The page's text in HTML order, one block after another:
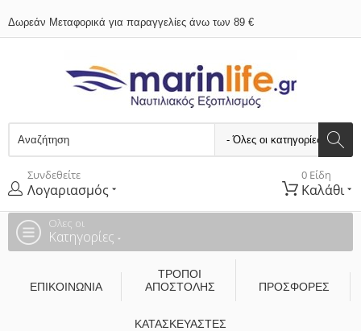
Δωρεάν Μεταφορικά για παραγγελίες άνω των 89 €
Συνδεθείτε
Λογαριασμός
0 Είδη
Καλάθι
Ολες οι
Κατηγορίες
ΕΠΙΚΟΙΝΩΝΊΑ
ΤΡΌΠΟΙ
ΑΠΟΣΤΟΛΉΣ
ΠΡΟΣΦΟΡΕΣ
ΚΑΤΑΣΚΕΥΑΣΤΈΣ